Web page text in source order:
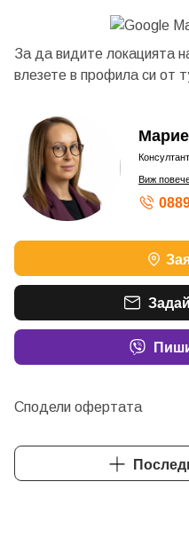
За да видите локацията
влезете в профила си от
Виж
Сподели офертата